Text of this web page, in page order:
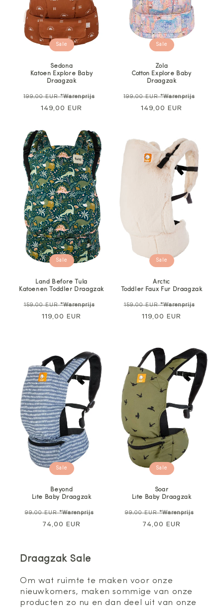
Sale
Sedona
Katoen Explore Baby
Draagzak
Normale
199,00 EUR*Warenprijs
Verkoopprijs
149,00 EUR
Sale
Zola
Cotton Explore Baby
Draagzak
Normale
199,00 EUR*Warenprijs
149,00 EUR
Sale
Land Before Tula
Katoenen Toddler Draagzak
Normale
159,00 EUR*Warenprijs
Verkoopprijs
119,00 EUR
Sale
Arctic
Toddler Faux Fur Draagzak
Normale
159,00 EUR*Warenprijs
119,00 EUR
Sale
Beyond
Lite Baby Draagzak
Normale
99,00 EUR*Warenprijs
Verkoopprijs
74,00 EUR
Sale
Soar
Lite Baby Draagzak
Normale
99,00 EUR*Warenprijs
74,00 EUR
Draagzak Sale
Om wat ruimte te maken voor onze
nieuwkomers, maken sommige van onze
producten zo nu en dan deel uit van onze